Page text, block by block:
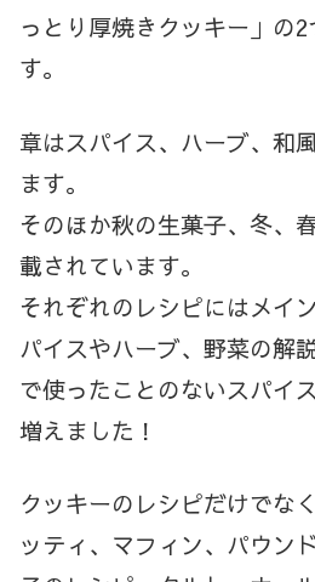
っとり厚焼きクッキー」の
す。
章はスパイス、ハーブ、和
ます。
そのほか秋の生菓子、冬、
載されています。
それぞれのレシピにはメイ
パイスやハーブ、野菜の解
で使ったことのないスパイ
増えました！
クッキーのレシピだけでな
ッティ、マフィン、パウン